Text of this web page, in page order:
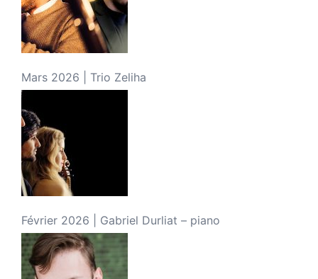
Mars 2026 | Trio Zeliha
Février 2026 | Gabriel Durliat – piano